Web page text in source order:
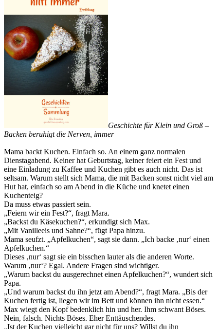
Geschichte für Klein und Groß –
Backen beruhigt die Nerven, immer
Mama backt Kuchen. Einfach so. An einem ganz normalen
Dienstagabend. Keiner hat Geburtstag, keiner feiert ein Fest und
eine Einladung zu Kaffee und Kuchen gibt es auch nicht. Das ist
seltsam. Warum stellt sich Mama, die mit Backen sonst nicht viel am
Hut hat, einfach so am Abend in die Küche und knetet einen
Kuchenteig?
Da muss etwas passiert sein.
„Feiern wir ein Fest?“, fragt Mara.
„Backst du Käsekuchen?“, erkundigt sich Max.
„Mit Vanilleeis und Sahne?“, fügt Papa hinzu.
Mama seufzt. „Apfelkuchen“, sagt sie dann. „Ich backe ‚nur‘ einen
Apfelkuchen.“
Dieses ‚nur‘ sagt sie ein bisschen lauter als die anderen Worte.
Warum ‚nur‘? Egal. Andere Fragen sind wichtiger.
„Warum backst du ausgerechnet einen Apfelkuchen?“, wundert sich
Papa.
„Und warum backst du ihn jetzt am Abend?“, fragt Mara. „Bis der
Kuchen fertig ist, liegen wir im Bett und können ihn nicht essen.“
Max wiegt den Kopf bedenklich hin und her. Ihm schwant Böses.
Nein, falsch. Nichts Böses. Eher Enttäuschendes.
„Ist der Kuchen vielleicht gar nicht für uns? Willst du ihn